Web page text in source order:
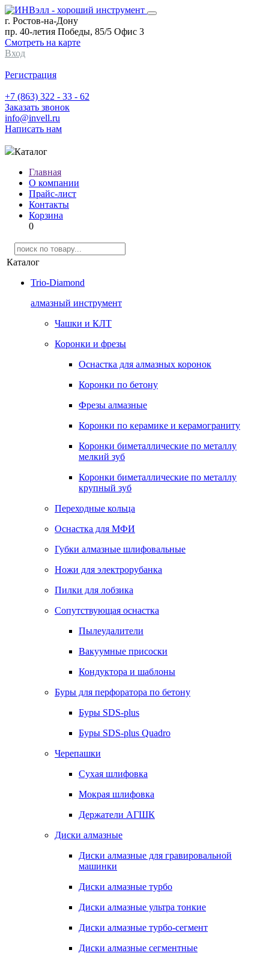
г. Ростов-на-Дону
пр. 40-летия Победы, 85/5 Офис 3
Смотреть на карте
Вход
Регистрация
+7 (863) 322 - 33 - 62
Заказать звонок
info@invell.ru
Написать нам
Каталог
Главная
О компании
Прайс-лист
Контакты
Корзина
0
Каталог
Trio-Diamond
алмазный инструмент
Чашки и КЛТ
Коронки и фрезы
Оснастка для алмазных коронок
Коронки по бетону
Фрезы алмазные
Коронки по керамике и керамограниту
Коронки биметаллические по металлу
мелкий зуб
Коронки биметаллические по металлу
крупный зуб
Переходные кольца
Оснастка для МФИ
Губки алмазные шлифовальные
Ножи для электрорубанка
Пилки для лобзика
Сопутствующая оснастка
Пылеудалители
Вакуумные присоски
Кондуктора и шаблоны
Буры для перфоратора по бетону
Буры SDS-plus
Буры SDS-plus Quadro
Черепашки
Сухая шлифовка
Мокрая шлифовка
Держатели АГШК
Диски алмазные
Диски алмазные для гравировальной
машинки
Диски алмазные турбо
Диски алмазные ультра тонкие
Диски алмазные турбо-сегмент
Диски алмазные сегментные